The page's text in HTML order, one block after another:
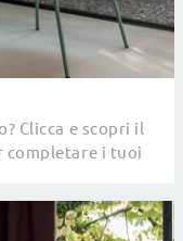
Clicca e scopri il
completare i tuoi